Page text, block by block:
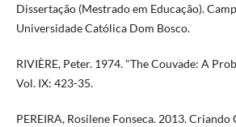
Dissertação (Mestrado em Educação).
Universidade Católica Dom Bosco.
RIVIÈRE, Peter. 1974. "The Couvade: A
Vol. IX: 423-35.
PEREIRA, Rosilene Fonseca. 2013.